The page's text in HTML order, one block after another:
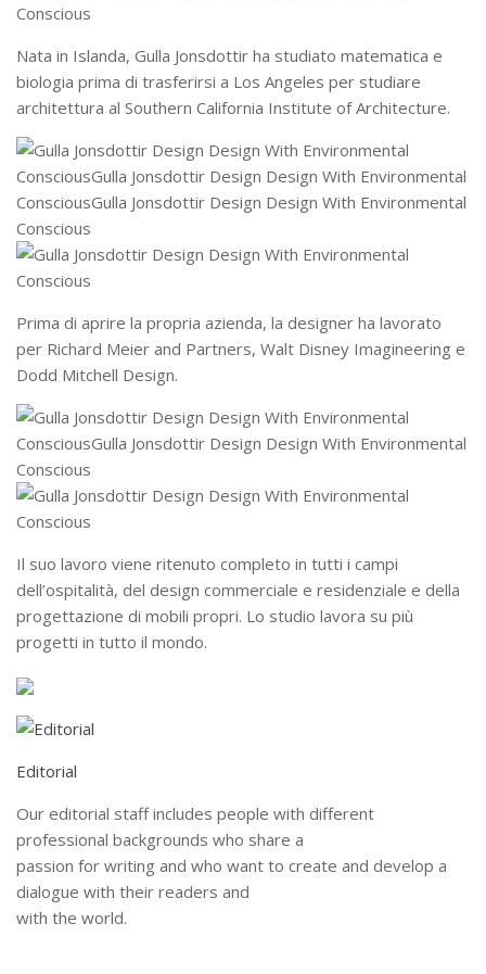
Nata in Islanda, Gulla Jonsdottir ha studiato matematica e
biologia prima di trasferirsi a Los Angeles per studiare
architettura al Southern California Institute of Architecture.
Prima di aprire la propria azienda, la designer ha lavorato
per Richard Meier and Partners, Walt Disney Imagineering e
Dodd Mitchell Design.
Il suo lavoro viene ritenuto completo in tutti i campi
dell’ospitalità, del design commerciale e residenziale e della
progettazione di mobili propri. Lo studio lavora su più
progetti in tutto il mondo.
Editorial
Our editorial staff includes people with different
professional backgrounds who share a
passion for writing and who want to create and develop a
dialogue with their readers and
with the world.